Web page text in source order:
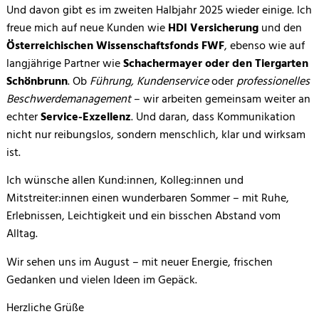
Und davon gibt es im zweiten Halbjahr 2025 wieder einige. Ich
freue mich auf neue Kunden wieHDI Versicherungund den
Österreichischen Wissenschaftsfonds FWF, ebenso wie auf
langjährige Partner wieSchachermayer oder den Tiergarten
Schönbrunn. ObFührung, Kundenserviceoderprofessionelles
Beschwerdemanagement– wir arbeiten gemeinsam weiter an
echterService-Exzellenz. Und daran, dass Kommunikation
nicht nur reibungslos, sondern menschlich, klar und wirksam
ist.
Ich wünsche allen Kund:innen, Kolleg:innen und
Mitstreiter:innen einen wunderbaren Sommer – mit Ruhe,
Erlebnissen, Leichtigkeit und ein bisschen Abstand vom
Alltag.
Wir sehen uns im August – mit neuer Energie, frischen
Gedanken und vielen Ideen im Gepäck.
Herzliche Grüße